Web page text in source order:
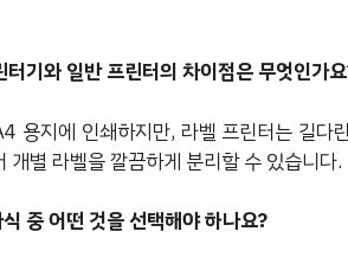
터기와 일반 프린터의 차이점은 무엇인가
용지에 인쇄하지만, 라벨 프린터는 길다
개별 라벨을 깔끔하게 분리할 수 있습니다.
중 어떤 것을 선택해야 하나요?